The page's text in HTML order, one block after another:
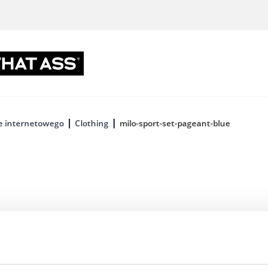
internetowego Clothing milo-sport-set-pageant-blue